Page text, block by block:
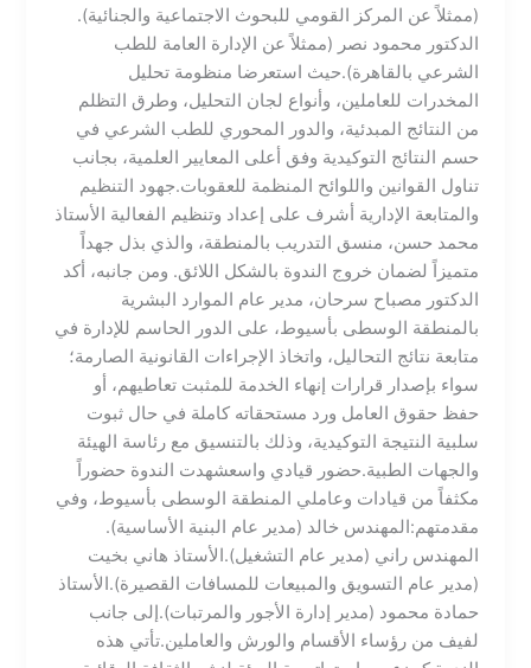
(ممثلاً عن المركز القومي للبحوث الاجتماعية والجنائية).​
الدكتور محمود نصر (ممثلاً عن الإدارة العامة للطب
الشرعي بالقاهرة).​حيث استعرضا منظومة تحليل
المخدرات للعاملين، وأنواع لجان التحليل، وطرق التظلم
من النتائج المبدئية، والدور المحوري للطب الشرعي في
حسم النتائج التوكيدية وفق أعلى المعايير العلمية، بجانب
تناول القوانين واللوائح المنظمة للعقوبات.​جهود التنظيم
والمتابعة الإدارية ​أشرف على إعداد وتنظيم الفعالية الأستاذ
محمد حسن، منسق التدريب بالمنطقة، والذي بذل جهداً
متميزاً لضمان خروج الندوة بالشكل اللائق.​ ومن جانبه، أكد
الدكتور مصباح سرحان، مدير عام الموارد البشرية
بالمنطقة الوسطى بأسيوط، على الدور الحاسم للإدارة في
متابعة نتائج التحاليل، واتخاذ الإجراءات القانونية الصارمة؛
سواء بإصدار قرارات إنهاء الخدمة للمثبت تعاطيهم، أو
حفظ حقوق العامل ورد مستحقاته كاملة في حال ثبوت
سلبية النتيجة التوكيدية، وذلك بالتنسيق مع رئاسة الهيئة
والجهات الطبية.​حضور قيادي واسع​شهدت الندوة حضوراً
مكثفاً من قيادات وعاملي المنطقة الوسطى بأسيوط، وفي
مقدمتهم:​المهندس خالد (مدير عام البنية الأساسية).​
المهندس راني (مدير عام التشغيل).​الأستاذ هاني بخيت
(مدير عام التسويق والمبيعات للمسافات القصيرة).​الأستاذ
حمادة محمود (مدير إدارة الأجور والمرتبات).​إلى جانب
لفيف من رؤساء الأقسام والورش والعاملين.​تأتي هذه